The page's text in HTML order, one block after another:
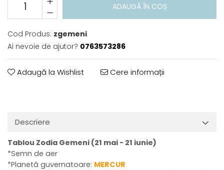
ADAUGĂ ÎN COȘ
Cod Produs: zgemeni
Ai nevoie de ajutor? 0763573286
Adaugă la Wishlist Cere informații
Descriere
Tablou Zodia Gemeni (21 mai - 21 iunie)
*Semn de aer
*Planetă guvernatoare: MERCUR